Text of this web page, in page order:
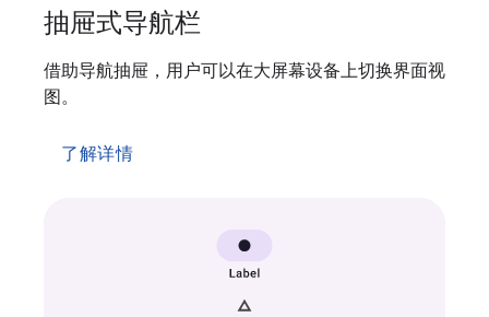
抽屉式导航栏
借助导航抽屉，用户可以在大屏幕设备上切换界面视
图。
了解详情